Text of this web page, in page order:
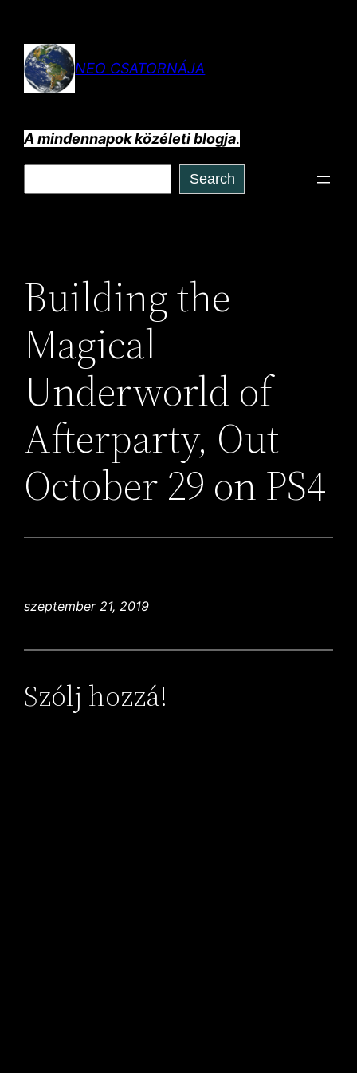
tartalomhozNEO CSATORNÁJA
A mindennapok közéleti blogja.
Search
Building the
Magical
Underworld of
Afterparty, Out
October 29 on PS4
szeptember 21, 2019
Szólj hozzá!